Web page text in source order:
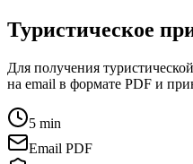
Туристическое
Для получения
на email в формате PDF и
5 min
Email PDF